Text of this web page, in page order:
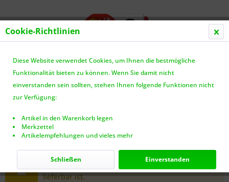
Dieser Artikel steht derzeit nicht zur Verfügung!
Benachrichtigen Sie mich, sobald der Artikel
lieferbar ist.
Cookie-Richtlinien
Diese Website verwendet Cookies, um Ihnen die bestmögliche
Funktionalität bieten zu können. Wenn Sie damit nicht
einverstanden sein sollten, stehen Ihnen folgende Funktionen nicht
zur Verfügung:
Artikel in den Warenkorb legen
Merkzettel
Artikelempfehlungen und vieles mehr
Einverstanden
Schließen